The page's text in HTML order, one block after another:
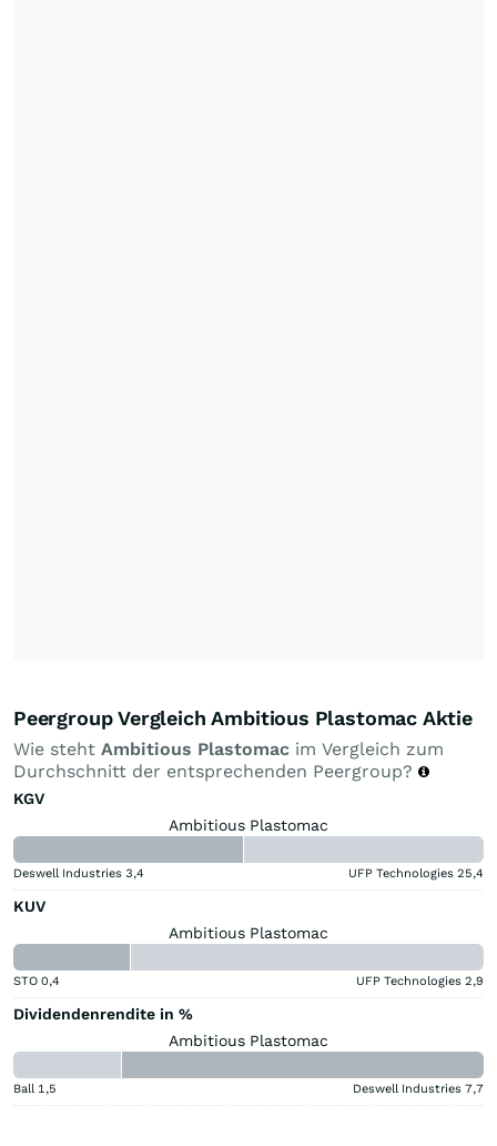
Peergroup Vergleich Ambitious Plastomac Aktie
Wie steht Ambitious Plastomac im Vergleich zum
Durchschnitt der entsprechenden Peergroup?
KGV
Ambitious Plastomac
Deswell Industries 3,4 UFP Technologies 25,4
KUV
Ambitious Plastomac
STO 0,4 UFP Technologies 2,9
Dividendenrendite in %
Ambitious Plastomac
Ball 1,5 Deswell Industries 7,7